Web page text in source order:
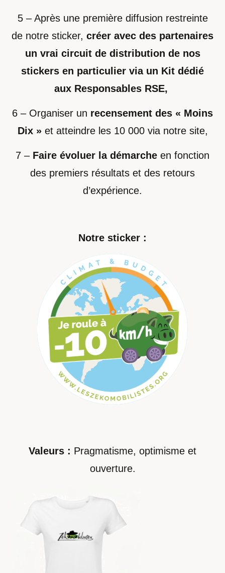
5 – Après une première diffusion restreinte
de notre sticker, créer avec des partenaires
un vrai circuit de distribution de nos
stickers en particulier via un Kit dédié
aux Responsables RSE,
6 – Organiser un recensement des « Moins
Dix »et atteindre les 10 000 via notre site,
7 – Faire évoluer la démarche en fonction
des premiers résultats et des retours
d’expérience.
Notre sticker :
Valeurs : Pragmatisme, optimisme et
ouverture.